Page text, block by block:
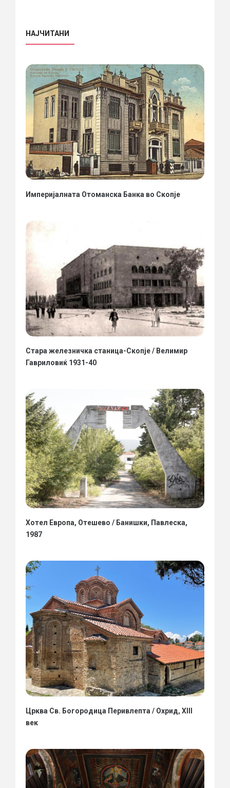
НАЈЧИТАНИ
Империјалната Отоманска Банка во Скопје
Стара железничка станица-Скопје / Велимир
Гавриловиќ 1931-40
Хотел Европа, Отешево / Банишки, Павлеска,
1987
Црква Св. Богородица Перивлепта / Охрид, XIII
век